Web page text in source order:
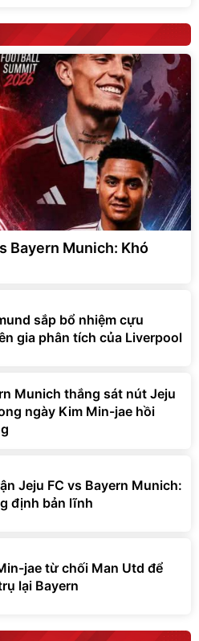
Bayern Munich: Khó
sắp bổ nhiệm cựu
gia phân tích của Liverpool
Munich thắng sát nút Jeju
ngày Kim Min-jae hồi
Jeju FC vs Bayern Munich:
định bản lĩnh
jae từ chối Man Utd để
lại Bayern